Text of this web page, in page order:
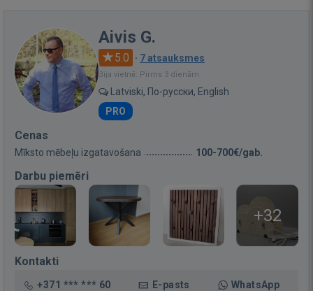
Aivis G.
5.0 · 7 atsauksmes
Bija vietnē: Pirms 3 dienām
Latviski, По-русски, English
PRO
Cenas
Mīksto mēbeļu izgatavošana 100-700€/gab.
Darbu piemēri
+32
Kontakti
+371 *** *** 60 E-pasts WhatsApp